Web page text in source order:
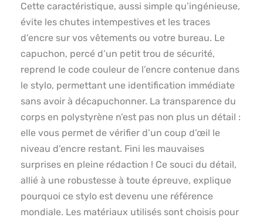
Cette caractéristique, aussi simple qu’ingénieuse,
évite les chutes intempestives et les traces
d’encre sur vos vêtements ou votre bureau. Le
capuchon, percé d’un petit trou de sécurité,
reprend le code couleur de l’encre contenue dans
le stylo, permettant une identification immédiate
sans avoir à décapuchonner. La transparence du
corps en polystyrène n’est pas non plus un détail :
elle vous permet de vérifier d’un coup d’œil le
niveau d’encre restant. Fini les mauvaises
surprises en pleine rédaction ! Ce souci du détail,
allié à une robustesse à toute épreuve, explique
pourquoi ce stylo est devenu une référence
mondiale. Les matériaux utilisés sont choisis pour